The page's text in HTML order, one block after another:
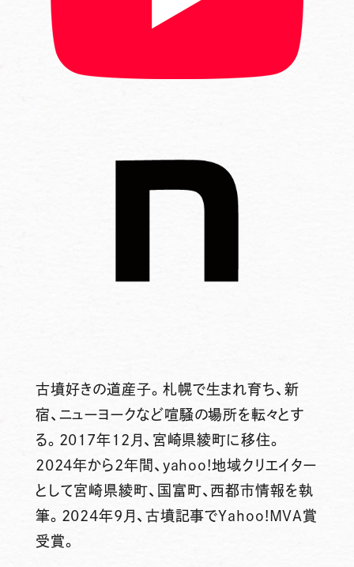
古墳好きの道産子。札幌で生まれ育ち、新
宿、ニューヨークなど喧騒の場所を転々とす
る。2017年12月、宮崎県綾町に移住。
2024年から2年間、yahoo!地域クリエイター
として宮崎県綾町、国富町、西都市情報を執
筆。2024年9月、古墳記事でYahoo!MVA賞
受賞。